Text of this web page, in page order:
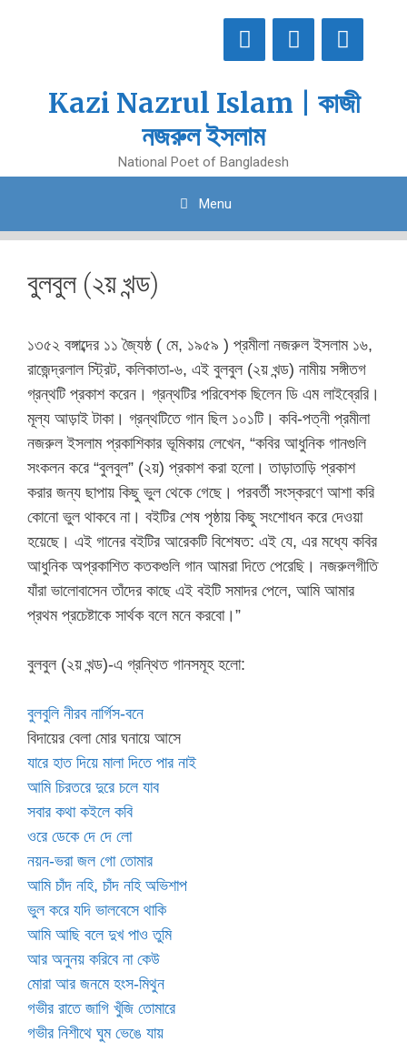
Kazi Nazrul Islam | কাজী
নজরুল ইসলাম
National Poet of Bangladesh
Menu
বুলবুল (২য় খন্ড)
১৩৫২ বঙ্গাব্দের ১১ জ্যৈষ্ঠ ( মে, ১৯৫৯ ) প্রমীলা নজরুল ইসলাম ১৬,
রাজেন্দ্রলাল স্ট্রিট, কলিকাতা-৬, এই বুলবুল (২য় খন্ড) নামীয় সঙ্গীতগ
গ্রন্থটি প্রকাশ করেন। গ্রন্থটির পরিবেশক ছিলেন ডি এম লাইব্রেরি।
মূল্য আড়াই টাকা। গ্রন্থটিতে গান ছিল ১০১টি। কবি-পত্নী প্রমীলা
নজরুল ইসলাম প্রকাশিকার ভূমিকায় লেখেন, “কবির আধুনিক গানগুলি
সংকলন করে “বুলবুল” (২য়) প্রকাশ করা হলো। তাড়াতাড়ি প্রকাশ
করার জন্য ছাপায় কিছু ভুল থেকে গেছে। পরবর্তী সংস্করণে আশা করি
কোনো ভুল থাকবে না। বইটির শেষ পৃষ্ঠায় কিছু সংশোধন করে দেওয়া
হয়েছে। এই গানের বইটির আরেকটি বিশেষত: এই যে, এর মধ্যে কবির
আধুনিক অপ্রকাশিত কতকগুলি গান আমরা দিতে পেরেছি। নজরুলগীতি
যাঁরা ভালোবাসেন তাঁদের কাছে এই বইটি সমাদর পেলে, আমি আমার
প্রথম প্রচেষ্টাকে সার্থক বলে মনে করবো।”
বুলবুল (২য় খন্ড)-এ গ্রন্থিত গানসমূহ হলো:
বুলবুলি নীরব নার্গিস-বনে
বিদায়ের বেলা মোর ঘনায়ে আসে
যারে হাত দিয়ে মালা দিতে পার নাই
আমি চিরতরে দুরে চলে যাব
সবার কথা কইলে কবি
ওরে ডেকে দে দে লো
নয়ন-ভরা জল গো তোমার
আমি চাঁদ নহি, চাঁদ নহি অভিশাপ
ভুল করে যদি ভালবেসে থাকি
আমি আছি বলে দুখ পাও তুমি
আর অনুনয় করিবে না কেউ
মোরা আর জনমে হংস-মিথুন
গভীর রাতে জাগি খুঁজি তোমারে
গভীর নিশীথে ঘুম ভেঙে যায়